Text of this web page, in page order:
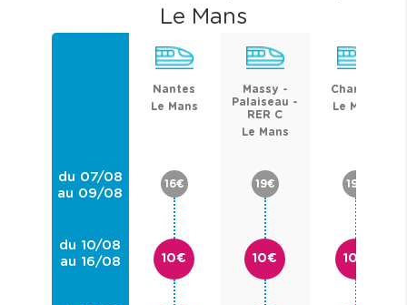
Le Mans
du 07/08
au 09/08
du 10/08
au 16/08
Nantes
Le Mans
16€
10€
Massy -
Palaiseau -
RER C
Le Mans
19€
10€
Chartres
Le Mans
19€
10€